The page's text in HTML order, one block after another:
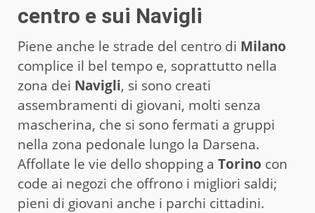
centro e sui Navigli
Piene anche le strade del centro di Milano
complice il bel tempo e, soprattutto nella
zona dei Navigli, si sono creati
assembramenti di giovani, molti senza
mascherina, che si sono fermati a gruppi
nella zona pedonale lungo la Darsena.
Affollate le vie dello shopping a Torino con
code ai negozi che offrono i migliori saldi;
pieni di giovani anche i parchi cittadini.